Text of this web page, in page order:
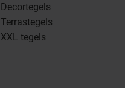
Decortegels
Terrastegels
XXL tegels